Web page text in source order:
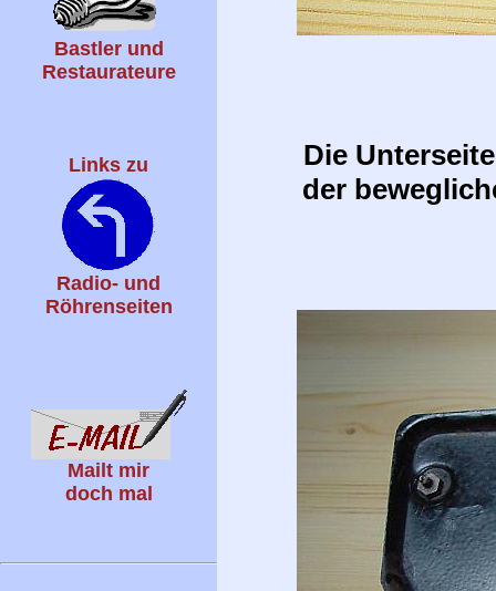
Bastler und
Restaurateure
Links zu
Radio- und
Röhrenseiten
Mailt mir
doch mal
Die
der